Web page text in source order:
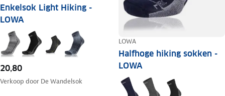
Enkelsok Light Hiking -
LOWA
20,80
Verkoop door De Wandelsok
LOWA
Halfhoge hiking sokken -
LOWA